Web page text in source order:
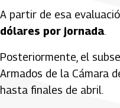
A partir de esa
dólares por jornada.
Posteriormente, el
Armados de la Cámara
hasta finales de abril.